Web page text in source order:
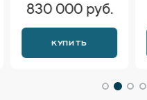
830 000 руб.
КУПИТЬ